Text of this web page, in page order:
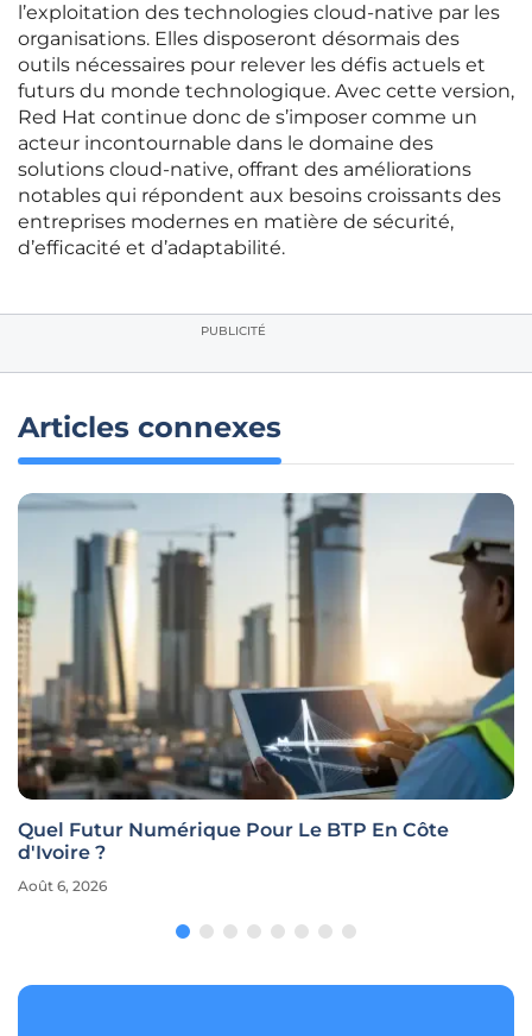
l’exploitation des technologies cloud-native par les
organisations. Elles disposeront désormais des
outils nécessaires pour relever les défis actuels et
futurs du monde technologique. Avec cette version,
Red Hat continue donc de s’imposer comme un
acteur incontournable dans le domaine des
solutions cloud-native, offrant des améliorations
notables qui répondent aux besoins croissants des
entreprises modernes en matière de sécurité,
d’efficacité et d’adaptabilité.
PUBLICITÉ
Articles connexes
Quel Futur Numérique Pour Le BTP En Côte
d'Ivoire ?
Août 6, 2026